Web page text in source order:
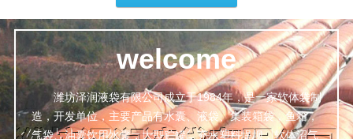
welcome
潍坊泽润液袋有限公司成立于1984年，是一家软体袋制
造，开发单位，主要产品有水囊、液袋、集装箱袋，鱼箱，
气袋、油囊饮用水囊，大型贮罐，充水塑料堤坝，软体沼气